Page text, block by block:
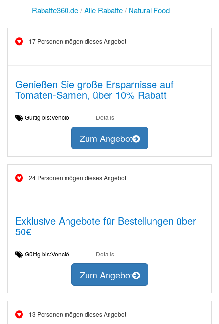
Rabatte360.de/Alle Rabatte/ Natural Food
17 Personen mögen dieses Angebot
Genießen Sie große Ersparnisse auf
Tomaten-Samen, über 10% Rabatt
Gültig bis:Venció Details
Zum Angebot
24 Personen mögen dieses Angebot
Exklusive Angebote für Bestellungen über
50€
Gültig bis:Venció Details
Zum Angebot
13 Personen mögen dieses Angebot